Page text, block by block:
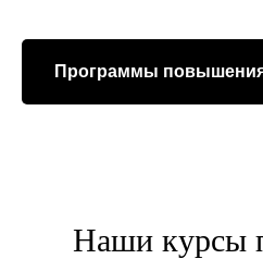
Программы
Наши курсы